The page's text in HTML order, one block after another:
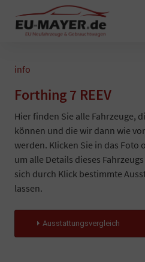
info
Forthing 7 REEV
Hier finden Sie alle Fahrzeuge,
können und die wir dann wie
werden. Klicken Sie in das Foto
um alle Details dieses
sich durch Klick bestimmte
lassen.
Ausstattungsvergleich